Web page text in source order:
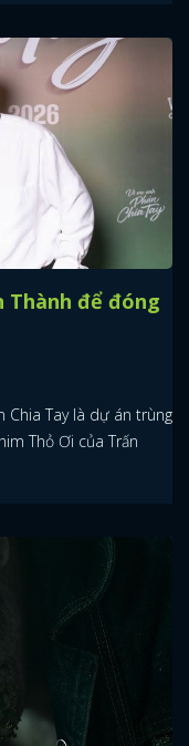
Thành để đóng
Chia Tay là dự án trùng
Thỏ Ơi của Trấn